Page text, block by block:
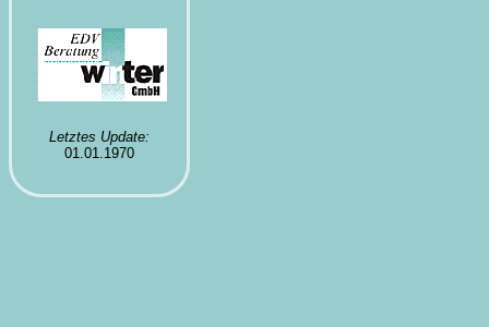
Letztes Update:
01.01.1970